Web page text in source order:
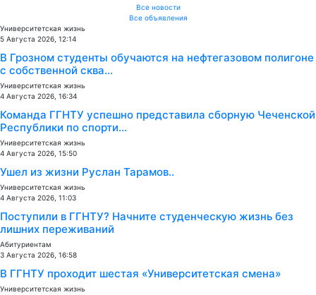
Все новости
Все объявления
Университетская жизнь
5 Августа 2026, 12:14
В Грозном студенты обучаются на нефтегазовом полигоне
с собственной сква...
Университетская жизнь
4 Августа 2026, 16:34
Команда ГГНТУ успешно представила сборную Чеченской
Республики по спорти...
Университетская жизнь
4 Августа 2026, 15:50
Ушел из жизни Руслан Тарамов..
Университетская жизнь
4 Августа 2026, 11:03
Поступили в ГГНТУ? Начните студенческую жизнь без
лишних переживаний
Абитуриентам
3 Августа 2026, 16:58
В ГГНТУ проходит шестая «Университетская смена»
Университетская жизнь